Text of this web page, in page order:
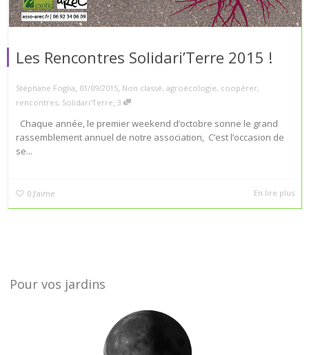
Les Rencontres Solidari’Terre 2015 !
Stéphane Foglia, 01/09/2015, Non classé, agroécologie, coopérer,
rencontres, Solidari'Terre, 3
Chaque année, le premier weekend d’octobre sonne le grand
rassemblement annuel de notre association, C’est l’occasion de
se...
0 J’aime En lire plus
Pour vos jardins